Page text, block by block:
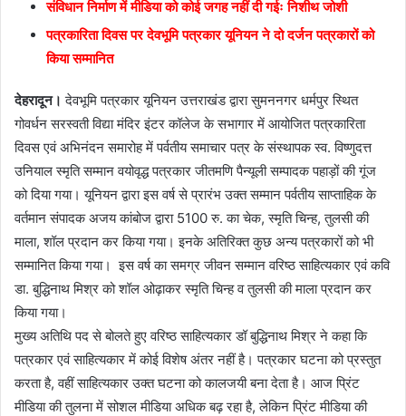
संविधान निर्माण में मीडिया को कोई जगह नहीं दी गईः निशीथ जोशी
पत्रकारिता दिवस पर देवभूमि पत्रकार यूनियन ने दो दर्जन पत्रकारों को
किया सम्मानित
देहरादून। देवभूमि पत्रकार यूनियन उत्तराखंड द्वारा सुमननगर धर्मपुर स्थित
गोवर्धन सरस्वती विद्या मंदिर इंटर कॉलेज के सभागार में आयोजित पत्रकारिता
दिवस एवं अभिनंदन समारोह में पर्वतीय समाचार पत्र के संस्थापक स्व. विष्णुदत्त
उनियाल स्मृति सम्मान वयोवृद्ध पत्रकार जीतमणि पैन्यूली सम्पादक पहाड़ों की गूंज
को दिया गया। यूनियन द्वारा इस वर्ष से प्रारंभ उक्त सम्मान पर्वतीय साप्ताहिक के
वर्तमान संपादक अजय कांबोज द्वारा 5100 रु. का चेक, स्मृति चिन्ह, तुलसी की
माला, शॉल प्रदान कर किया गया। इनके अतिरिक्त कुछ अन्य पत्रकारों को भी
सम्मानित किया गया। इस वर्ष का समग्र जीवन सम्मान वरिष्ठ साहित्यकार एवं कवि
डा. बुद्धिनाथ मिश्र को शॉल ओढ़ाकर स्मृति चिन्ह व तुलसी की माला प्रदान कर
किया गया।
मुख्य अतिथि पद से बोलते हुए वरिष्ठ साहित्यकार डॉ बुद्धिनाथ मिश्र ने कहा कि
पत्रकार एवं साहित्यकार में कोई विशेष अंतर नहीं है। पत्रकार घटना को प्रस्तुत
करता है, वहीं साहित्यकार उक्त घटना को कालजयी बना देता है। आज प्रिंट
मीडिया की तुलना में सोशल मीडिया अधिक बढ़ रहा है, लेकिन प्रिंट मीडिया की